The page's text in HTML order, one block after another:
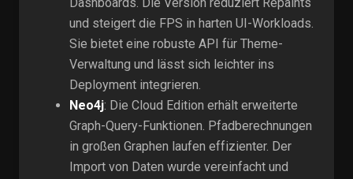
und steigert die FPS in harten UI-Workloads.
Sie bietet eine robuste API für Theme-
Verwaltung und lässt sich leichter ins
Deployment integrieren.
Neo4j: Die Cloud Edition erhält erweiterte
Graph-Query-Funktionen. Pfadberechnungen
in großen Graphen laufen effizienter. Der
Import von Daten wurde vereinfacht und